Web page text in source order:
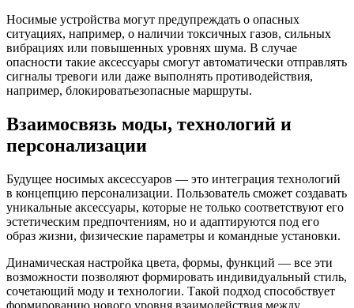
Носимые устройства могут предупреждать о опасных
ситуациях, например, о наличии токсичных газов, сильных
вибрациях или повышенных уровнях шума. В случае
опасности такие аксессуары смогут автоматически отправлять
сигналы тревоги или даже выполнять противодействия,
например, блокироватьезопасные маршруты.
Взаимосвязь моды, технологий и
персонализации
Будущее носимых аксессуаров — это интеграция технологий
в концепцию персонализации. Пользователь сможет создавать
уникальные аксессуары, которые не только соответствуют его
эстетическим предпочтениям, но и адаптируются под его
образ жизни, физические параметры и командные установки.
Динамическая настройка цвета, формы, функций — все эти
возможности позволяют формировать индивидуальный стиль,
сочетающий моду и технологии. Такой подход способствует
формированию нового уровня взаимодействия между